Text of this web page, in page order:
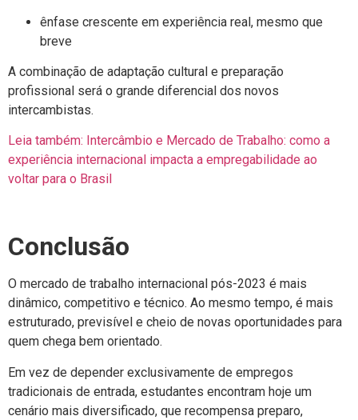
ênfase crescente em experiência real, mesmo que
breve
A combinação de adaptação cultural e preparação
profissional será o grande diferencial dos novos
intercambistas.
Leia também: Intercâmbio e Mercado de Trabalho: como a
experiência internacional impacta a empregabilidade ao
voltar para o Brasil
Conclusão
O mercado de trabalho internacional pós-2023 é mais
dinâmico, competitivo e técnico. Ao mesmo tempo, é mais
estruturado, previsível e cheio de novas oportunidades para
quem chega bem orientado.
Em vez de depender exclusivamente de empregos
tradicionais de entrada, estudantes encontram hoje um
cenário mais diversificado, que recompensa preparo,